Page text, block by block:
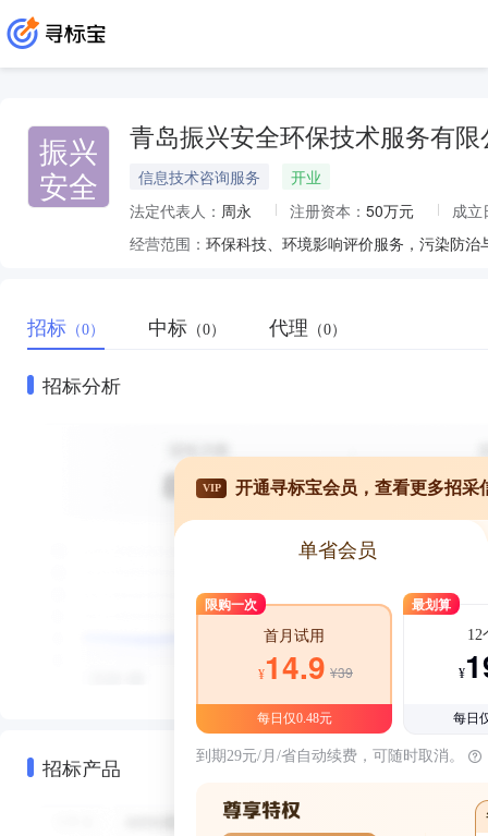
振兴
安全
青岛振兴安全环保技术服务有限
信息技术咨询服务
开业
法定代表人： 周永 注册资本： 50万元
成立
经营范围：
招标 （0） 中标 （0） 代理 （0）
招标分析
招标产品
VIP 开通寻标宝会员，查看更多招采
单省会员
限购一次
首月试用
¥14.9 ¥39
每日仅0.48元
最划算
12
¥
每日
到期29元/月/省自动续费，可随时取消。